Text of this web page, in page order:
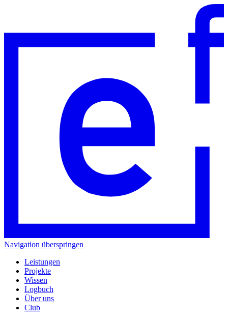
Navigation überspringen
Leistungen
Projekte
Wissen
Logbuch
Über uns
Club